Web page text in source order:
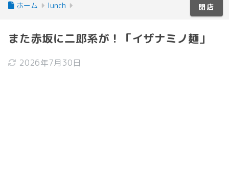
ホーム lunch
また赤坂に二郎系が！「イザナミノ麺」
2026年7月30日